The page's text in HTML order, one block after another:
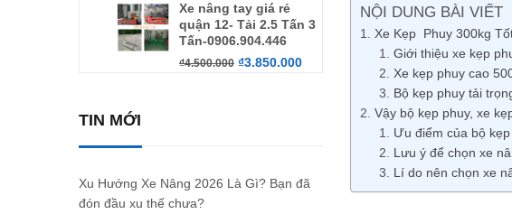
Xe nâng tay giá rẻ
quận 12- Tải 2.5 Tấn 3
Tấn-0906.904.446
₫4.500.000 ₫3.850.000
TIN MỚI
Xu Hướng Xe Nâng 2026 Là Gì? Bạn đã
đón đầu xu thế chưa?
NỘI DUNG BÀI VIẾT
Xe Kẹp Phuy 300kg
Giới thiệu xe kẹp
Xe kẹp phuy cao
Bộ kẹp phuy tải
Vậy bộ kẹp phuy, xe
Ưu điểm của bộ
Lưu ý để chọn xe
Lí do nên chọn xe